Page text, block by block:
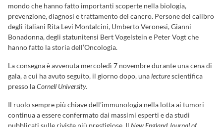
mondo che hanno fatto importanti scoperte nella biologia,
prevenzione, diagnosi e trattamento del cancro. Persone del calibro
degli italiani Rita Levi Montalcini, Umberto Veronesi, Gianni
Bonadonna, degli statunitensi Bert Vogelstein e Peter Vogt che
hanno fatto la storia dell’Oncologia.
La consegna è avvenuta mercoledì 7 novembre durante una cena di
gala, a cui ha avuto seguito, il giorno dopo, unalecturescientifica
presso laCornell University.
Il ruolo sempre più chiave dell’immunologia nella lotta ai tumori
continua a essere confermato dai massimi esperti e da studi
pubblicati sulle riviste più prestigiose. Il New England Journal of